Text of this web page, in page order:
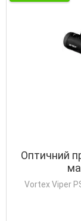
Оптичний
Vortex Viper